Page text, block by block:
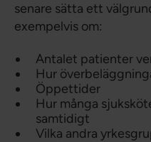
senare sätta ett
exempelvis om:
Antalet patienter
Hur
Öppettider
Hur många
samtidigt
Vilka andra